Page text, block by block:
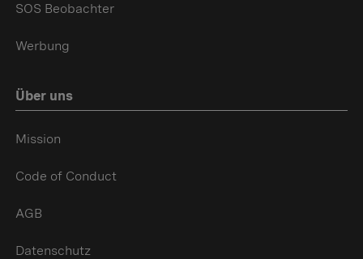
SOS Beobachter
Werbung
Über uns
Mission
Code of Conduct
AGB
Datenschutz